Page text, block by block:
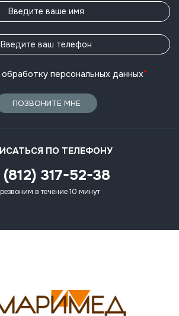
обработку персональных данных*
ПОЗВОНИТЕ МНЕ
ПО ТЕЛЕФОНУ
(812) 317-52-38
в течение 10 минут